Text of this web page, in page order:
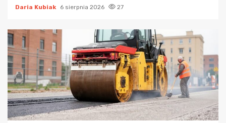
Daria Kubiak 6 sierpnia 2026 27